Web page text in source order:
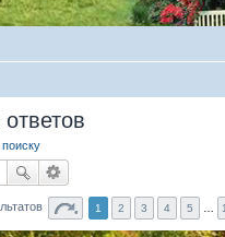
1 2 3 4 5